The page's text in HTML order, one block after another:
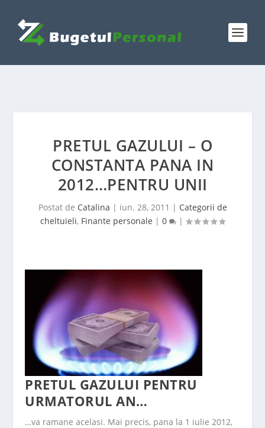
PRETUL GAZULUI – O
CONSTANTA PANA IN
2012…PENTRU UNII
Postat de Catalina | iun. 28, 2011 | Categorii de
cheltuieli, Finante personale | 0 |
PRETUL GAZULUI PENTRU
URMATORUL AN…
…va ramane acelasi. Mai precis, pana la 1 iulie 2012,